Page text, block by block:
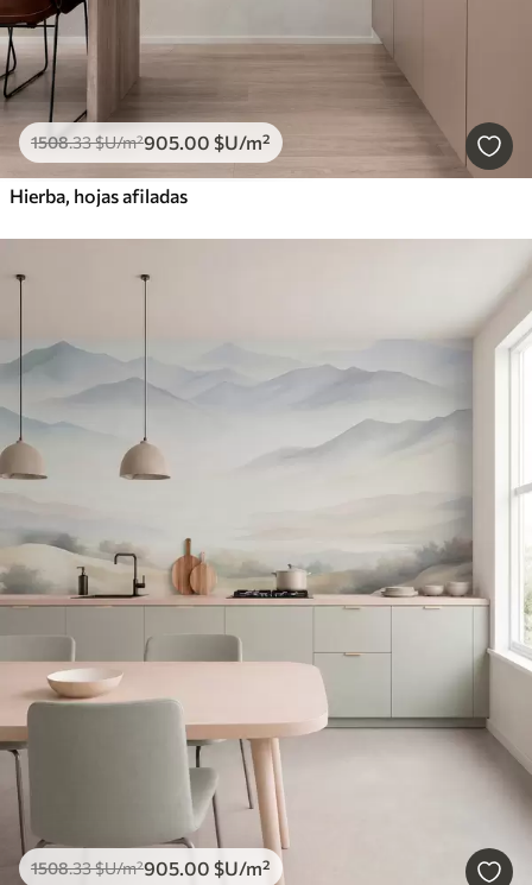
1508.33$U/m²905.00 $U/m²
Hierba, hojas afiladas
1508.33$U/m²905.00 $U/m²